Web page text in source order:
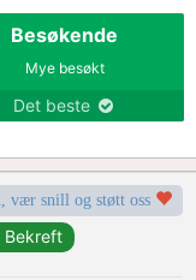
Besøkende
Mye besøkt
Det beste
vær snill og støtt oss